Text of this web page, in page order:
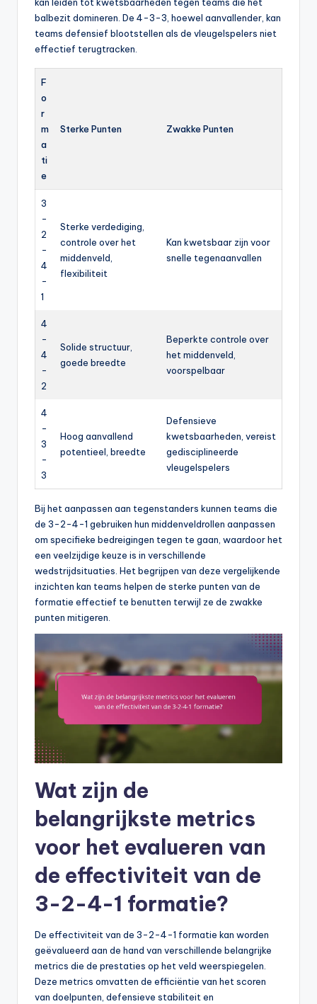
balbezit domineren. De 4-3-3, hoewel aanvallender, kan
teams defensief blootstellen als de vleugelspelers niet
effectief terugtracken.
F
o
r
m
a
ti
e
Sterke Punten Zwakke Punten
3
-
2
-
4
-
1
Sterke verdediging,
controle over het
middenveld,
flexibiliteit
Kan kwetsbaar zijn voor
snelle tegenaanvallen
4
-
4
-
2
Solide structuur,
goede breedte
Beperkte controle over
het middenveld,
voorspelbaar
4
-
3
-
3
Hoog aanvallend
potentieel, breedte
Defensieve
kwetsbaarheden, vereist
gedisciplineerde
vleugelspelers
Bij het aanpassen aan tegenstanders kunnen teams die
de 3-2-4-1 gebruiken hun middenveldrollen aanpassen
om specifieke bedreigingen tegen te gaan, waardoor het
een veelzijdige keuze is in verschillende
wedstrijdsituaties. Het begrijpen van deze vergelijkende
inzichten kan teams helpen de sterke punten van de
formatie effectief te benutten terwijl ze de zwakke
punten mitigeren.
Wat zijn de
belangrijkste metrics
voor het evalueren van
de effectiviteit van de
3-2-4-1 formatie?
De effectiviteit van de 3-2-4-1 formatie kan worden
geëvalueerd aan de hand van verschillende belangrijke
metrics die de prestaties op het veld weerspiegelen.
Deze metrics omvatten de efficiëntie van het scoren
van doelpunten, defensieve stabiliteit en